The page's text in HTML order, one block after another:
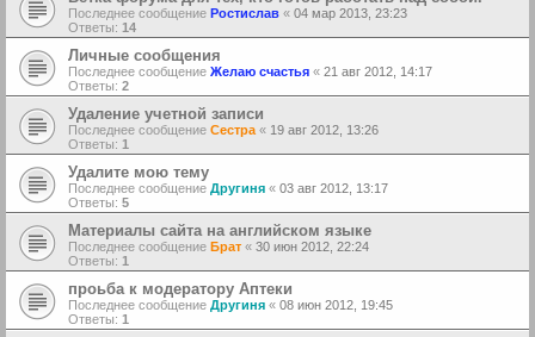
Последнее сообщение Ростислав « 04 мар 2013, 23:23
Ответы: 14
Личные сообщения
Последнее сообщение Желаю счастья « 21 авг 2012, 14:17
Ответы: 2
Удаление учетной записи
Последнее сообщение Сестра « 19 авг 2012, 13:26
Ответы: 1
Удалите мою тему
Последнее сообщение Другиня « 03 авг 2012, 13:17
Ответы: 5
Материалы сайта на английском языке
Последнее сообщение Брат « 30 июн 2012, 22:24
Ответы: 1
проьба к модератору Аптеки
Последнее сообщение Другиня « 08 июн 2012, 19:45
Ответы: 1